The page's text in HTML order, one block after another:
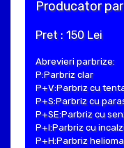
Producator
Pret : 150 Lei
Abrevieri parbrize:
P:Parbriz clar
P+V:Parbriz cu
P+S:Parbriz cu
P+SE:Parbriz cu
P+I:Parbriz cu
P+H:Parbriz